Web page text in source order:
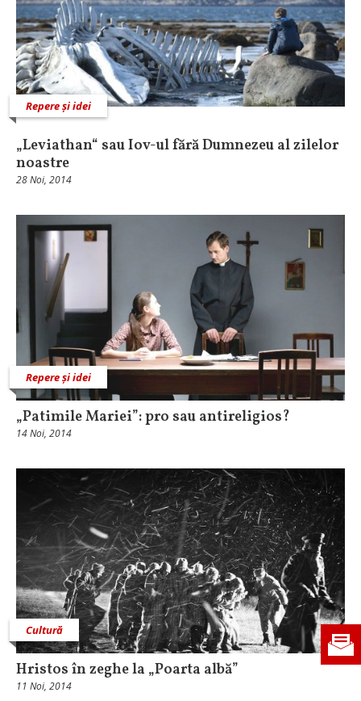
Repere și idei
„Leviathan“ sau Iov-ul fără Dumnezeu al zilelor
noastre
28 Noi, 2014
Repere și idei
„Patimile Mariei”: pro sau antireligios?
14 Noi, 2014
Cultură
Hristos în zeghe la „Poarta albă”
11 Noi, 2014